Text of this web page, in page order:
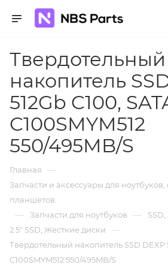
Твердотельный
накопитель
512Gb C100,
C100SMYM512
550/495MB/S
Главная —
Запчасти и аксессуары для ноутбуков,
планшетов.
— Запчасти для ноутбуков —
2.5" SSD, Жесткие диски —
Твердотельный накопитель SSD DEXP
C100SMYM512 550/495MB/S